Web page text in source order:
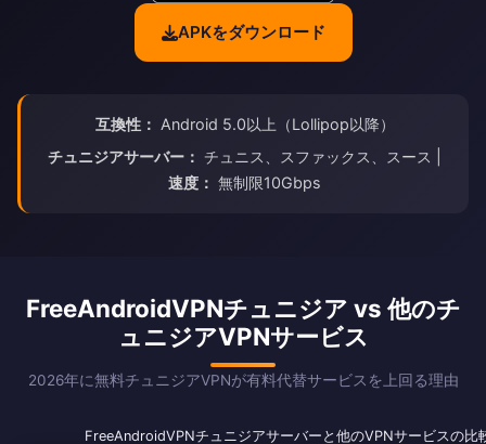
APKをダウンロード
互換性： Android 5.0以上（Lollipop以降）
チュニジアサーバー： チュニス、スファックス、スース |
速度： 無制限10Gbps
FreeAndroidVPNチュニジア vs 他のチ
ュニジアVPNサービス
2026年に無料チュニジアVPNが有料代替サービスを上回る理由
FreeAndroidVPNチュニジアサーバーと他のVPNサービスの比